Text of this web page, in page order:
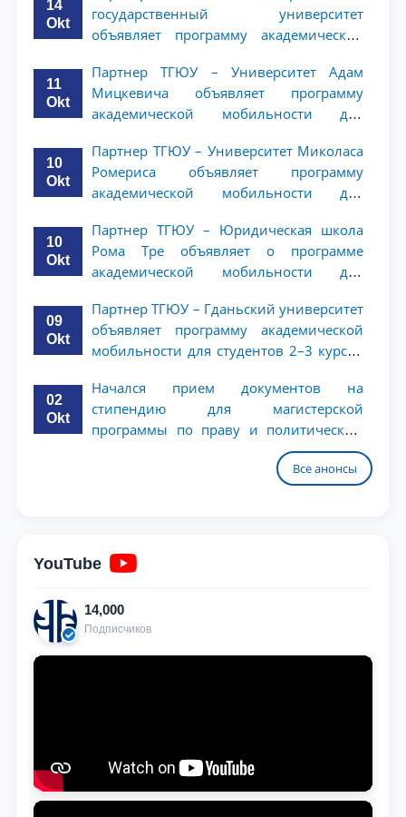
14
Okt
государственный университет
объявляет программу академической
ТГЮУ
11
Okt
Партнер ТГЮУ – Университет Адам
Мицкевича объявляет программу
академической мобильности для
10
Okt
Партнер ТГЮУ – Университет Миколаса
Ромериса объявляет программу
академической мобильности для
10
Okt
Партнер ТГЮУ – Юридическая школа
Рома Тре объявляет о программе
академической мобильности для
09
Okt
Партнер ТГЮУ – Гданьский университет
объявляет программу академической
мобильности для студентов 2–3 курсов
02
Okt
Начался прием документов на
стипендию для магистерской
программы по праву и политическим
наукам в Университете Нагоя
Все анонсы
YouTube
14,000
Подписчиков